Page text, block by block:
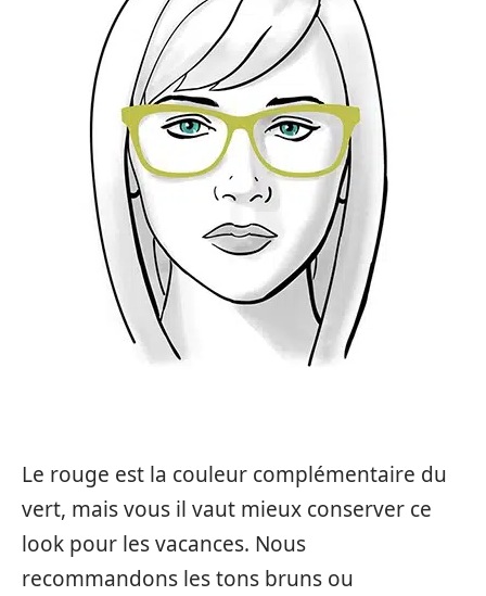
Le rouge est la couleur complémentaire du
vert, mais vous il vaut mieux conserver ce
look pour les vacances. Nous
recommandons les tons bruns ou